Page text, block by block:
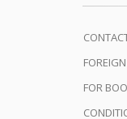
FOR